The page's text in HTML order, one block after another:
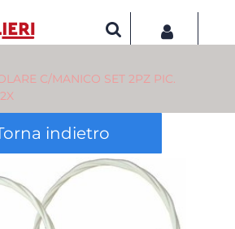
C/MANICO SET 2PZ PIC.
indietro